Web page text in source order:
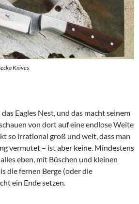
Knives
Eagles Nest, und das macht seinem
von dort auf eine endlose Weite
so irrational groß und weit, dass man
vermutet – ist aber keine. Mindestens
eben, mit Büschen und kleinen
die fernen Berge (oder die
ein Ende setzen.